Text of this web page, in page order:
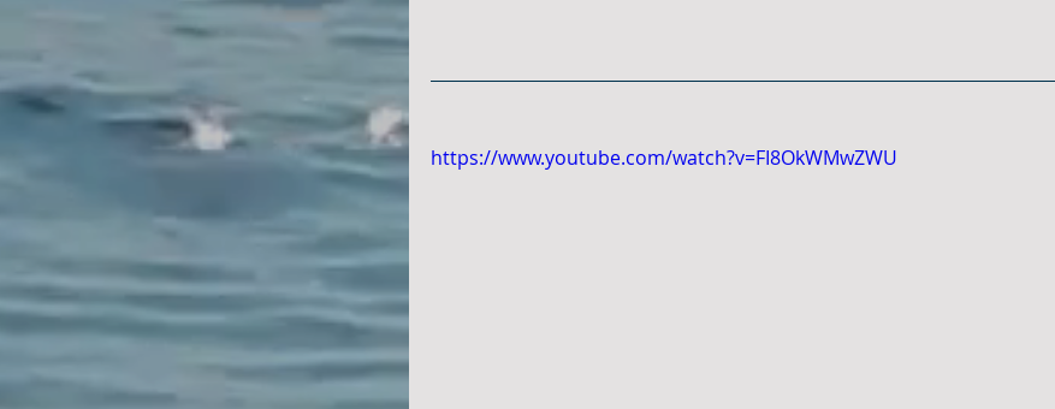
https://www.youtube.com/watch?v=FI8OkWMwZWU